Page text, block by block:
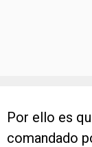
Por ello es
comandado